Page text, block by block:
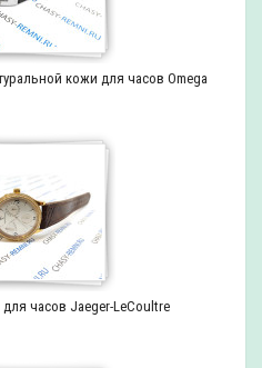
кожи для часов Omega
часов Jaeger-LeCoultre